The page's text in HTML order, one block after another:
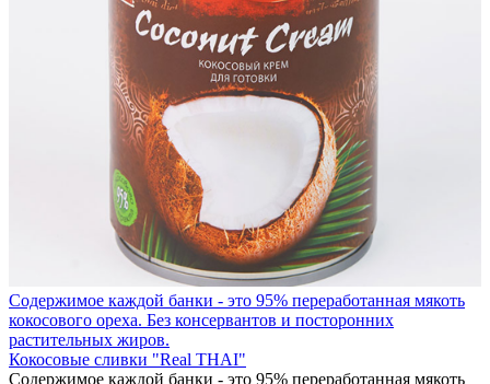
Содержимое каждой банки - это 95% переработанная мякоть
кокосового ореха. Без консервантов и посторонних
растительных жиров.
Кокосовые сливки "Real THAI"
Содержимое каждой банки - это 95% переработанная мякоть